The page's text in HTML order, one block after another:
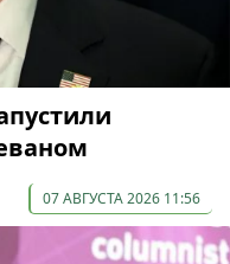
07 АВГУСТА 2026 11:56